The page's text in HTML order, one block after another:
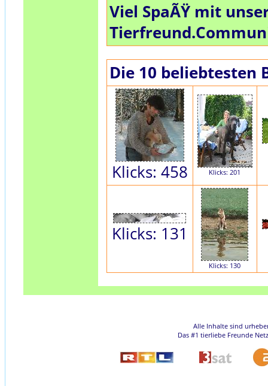
Viel SpaÃŸ mit
Die 10 beliebtesten
Klicks: 458 Klicks: 201
Klicks: 131
Klicks: 130
Alle Inhalte sind
Das #1 tierliebe Freunde